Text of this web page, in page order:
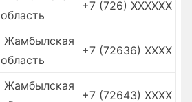
область
+7 (726) XXXXXX
Жамбылская
область
+7 (72636) XXXX
Жамбылская
+7 (72643) XXXX